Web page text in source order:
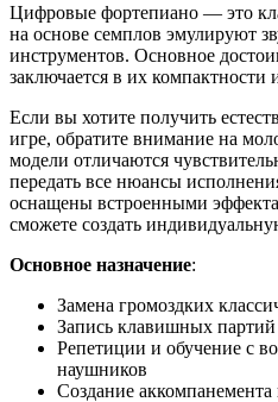
Цифровые фортепиано — это
на основе семплов эмулируют
инструментов. Основное
заключается в их
Если вы хотите получить
игре, обратите внимание на
модели отличаются
передать все нюансы
оснащены встроенными
сможете создать
Основное назначение:
Замена громоздких
Запись клавишных
Репетиции и обучение с
наушников
Создание